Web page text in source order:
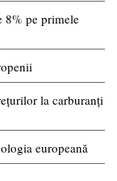
8% pe primele
la carburanți
europeană